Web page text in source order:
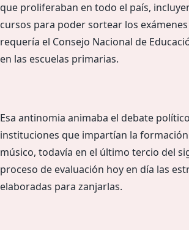
que proliferaban en todo el país,
cursos para poder sortear los
requería el Consejo Nacional de
en las escuelas primarias.
Esa antinomia animaba el debate
instituciones que impartían la
músico, todavía en el último tercio del
proceso de evaluación hoy en día las
elaboradas para zanjarlas.